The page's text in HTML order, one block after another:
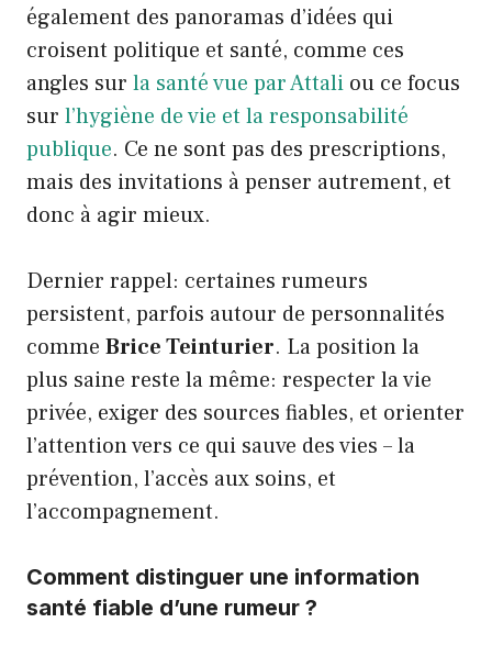
également des panoramas d’idées qui
croisent politique et santé, comme ces
angles sur la santé vue par Attali ou ce focus
sur l’hygiène de vie et la responsabilité
publique. Ce ne sont pas des prescriptions,
mais des invitations à penser autrement, et
donc à agir mieux.
Dernier rappel: certaines rumeurs
persistent, parfois autour de personnalités
comme Brice Teinturier. La position la
plus saine reste la même: respecter la vie
privée, exiger des sources fiables, et orienter
l’attention vers ce qui sauve des vies – la
prévention, l’accès aux soins, et
l’accompagnement.
Comment distinguer une information
santé fiable d’une rumeur ?